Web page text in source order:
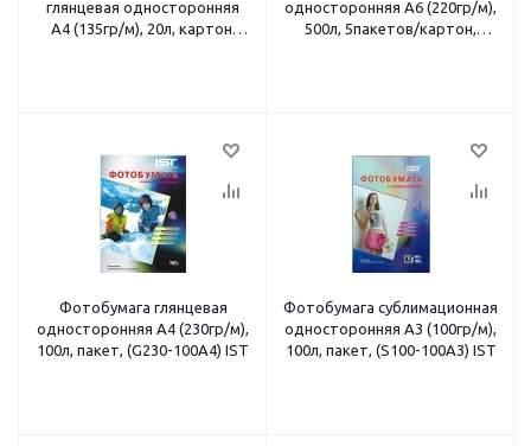
глянцевая односторонняя
A4 (135гр/м), 20л, картон,
односторонняя A6 (220гр/м),
500л, 5пакетов/картон,
Фотобумага глянцевая
односторонняя A4 (230гр/м),
100л, пакет, (G230-100A4) IST
Фотобумага сублимационная
односторонняя A3 (100гр/м),
100л, пакет, (S100-100A3) IST